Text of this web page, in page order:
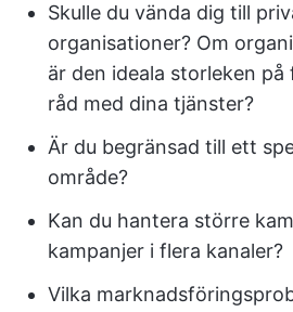
Skulle du vända dig till
organisationer? Om
är den ideala storleken
råd med dina tjänster?
Är du begränsad till ett
område?
Kan du hantera större
kampanjer i flera kanaler?
Vilka